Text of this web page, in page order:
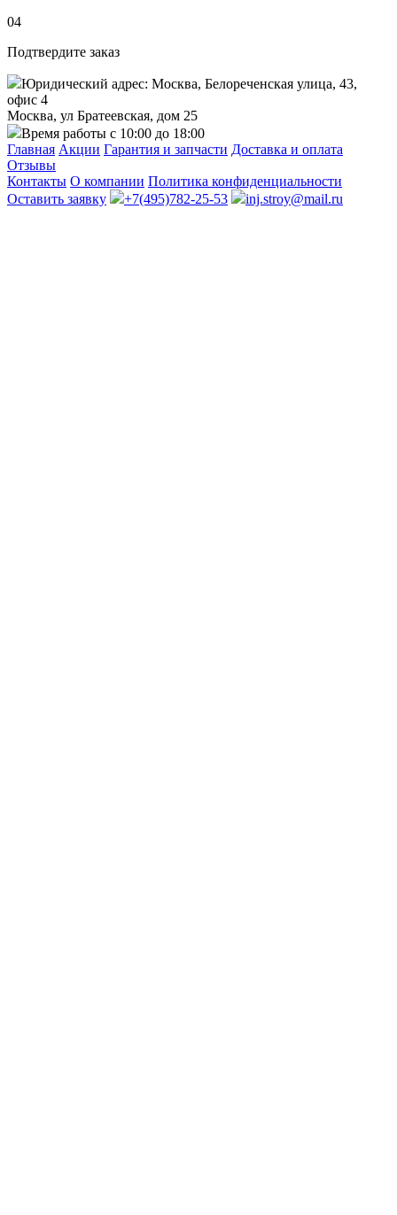
04
Подтвердите заказ
Юридический адрес: Москва, Белореченская улица, 43,
офис 4
Москва, ул Братеевская, дом 25
Время работы с 10:00 до 18:00
Главная Акции Гарантия и запчасти Доставка и оплата
Отзывы
Контакты О компании Политика конфиденциальности
Оставить заявку
+7(495)782-25-53 inj.stroy@mail.ru